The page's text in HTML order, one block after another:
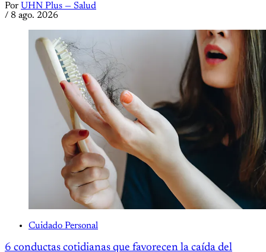
Por UHN Plus — Salud
/ 8 ago. 2026
Cuidado Personal
6 conductas cotidianas que favorecen la caída del